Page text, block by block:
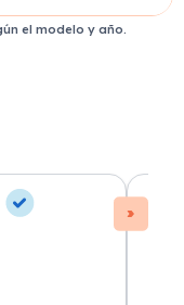
el modelo y año.